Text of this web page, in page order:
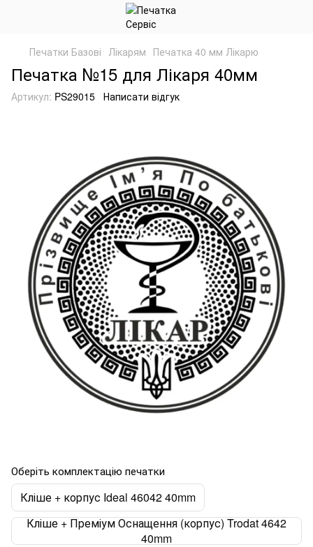
Печатки Базові Лікарям Печатка 40 мм Лікарю
Печатка №15 для Лікаря 40мм
Артикул: PS29015 Написати відгук
Оберіть комплектацію печатки
Кліше + корпус Ideal 46042 40mm
Кліше + Преміум Оснащення (корпус) Trodat 4642
40mm